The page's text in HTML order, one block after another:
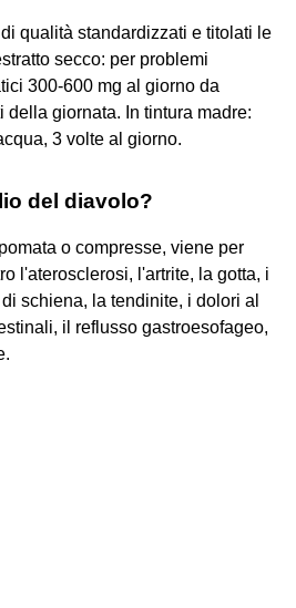
qualità standardizzati e titolati le
secco: per problemi
300-600 mg al giorno da
della giornata. In tintura madre:
3 volte al giorno.
del diavolo?
o compresse, viene per
l'aterosclerosi, l'artrite, la gotta, i
schiena, la tendinite, i dolori al
il reflusso gastroesofageo,